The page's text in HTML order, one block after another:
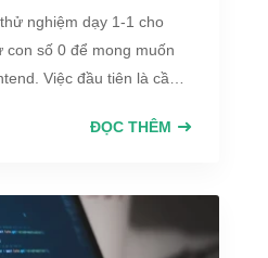
những gì ?
nghiệm dạy 1-1 cho
số 0 để mong muốn
Việc đầu tiên là cần
trọng nhất là định
hiểu rõ luôn là bây giờ
kiếm việc làm trong
khó nhưng không phải
ĐỌC THÊM